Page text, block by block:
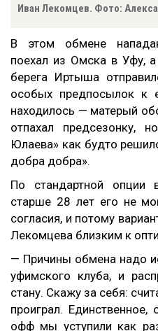
Иван Лекомцев. Фото:
В этом обмене
поехал из Омска в Уфу,
берега Иртыша
особых предпосылок к
находилось — матерый
отпахал предсезонку,
Юлаева» как будто
добра добра».
По стандартной опции
старше 28 лет его не
согласия, и потому
Лекомцева близким к
— Причины обмена надо
уфимского клуба, и
стану. Скажу за себя:
проиграл.
офф мы уступили как